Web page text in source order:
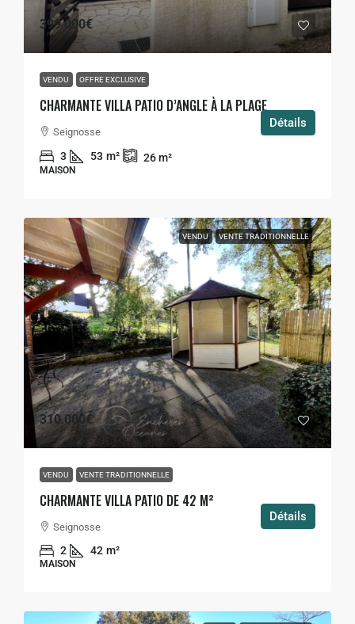
399 000€
VENDU OFFRE EXCLUSIVE
CHARMANTE VILLA PATIO D’ANGLE À LA PLAGE
Seignosse
3 53 m² 26m²
MAISON
Détails
VENDU VENTE TRADITIONNELLE
310 000€
VENDU VENTE TRADITIONNELLE
CHARMANTE VILLA PATIO DE 42 M²
Seignosse
2 42 m²
MAISON
Détails